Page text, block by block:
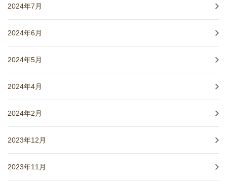
2024年7月
2024年6月
2024年5月
2024年4月
2024年2月
2023年12月
2023年11月